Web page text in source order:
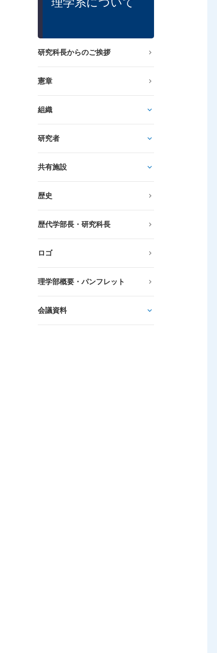
研究科長からのご挨拶
憲章
組織
研究者
共有施設
歴史
歴代学部長・研究科長
ロゴ
理学部概要・パンフレット
会議資料